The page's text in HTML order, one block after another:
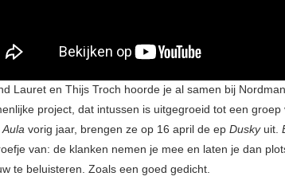
Lauret en Thijs Troch hoorde je al samen bij
project, dat intussen is uitgegroeid tot een groep
Aula vorig jaar, brengen ze op 16 april de ep Duskyuit.
van: de klanken nemen je mee en laten je dan
te beluisteren. Zoals een goed gedicht.